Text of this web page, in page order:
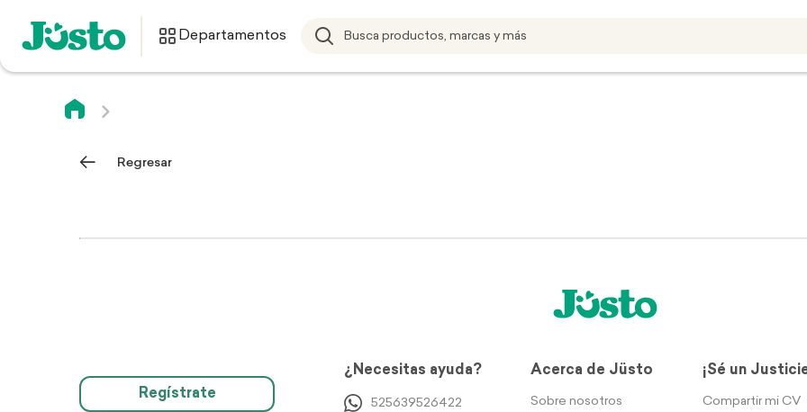
Departamentos
Regresar
Regístrate
¿Necesitas ayuda?
525639526422
Acerca de Jüsto
Sobre nosotros
¡Sé un
Compartir mi CV